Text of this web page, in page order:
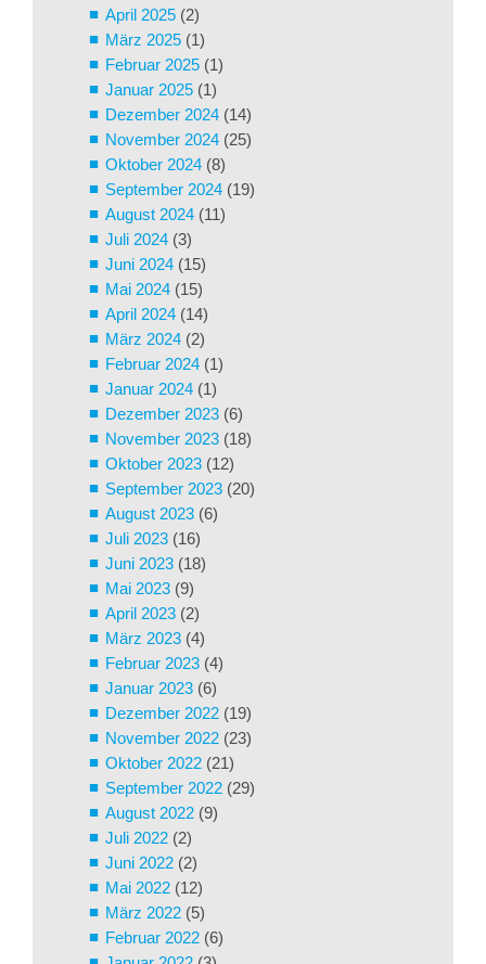
April 2025 (2)
März 2025 (1)
Februar 2025 (1)
Januar 2025 (1)
Dezember 2024 (14)
November 2024 (25)
Oktober 2024 (8)
September 2024 (19)
August 2024 (11)
Juli 2024 (3)
Juni 2024 (15)
Mai 2024 (15)
April 2024 (14)
März 2024 (2)
Februar 2024 (1)
Januar 2024 (1)
Dezember 2023 (6)
November 2023 (18)
Oktober 2023 (12)
September 2023 (20)
August 2023 (6)
Juli 2023 (16)
Juni 2023 (18)
Mai 2023 (9)
April 2023 (2)
März 2023 (4)
Februar 2023 (4)
Januar 2023 (6)
Dezember 2022 (19)
November 2022 (23)
Oktober 2022 (21)
September 2022 (29)
August 2022 (9)
Juli 2022 (2)
Juni 2022 (2)
Mai 2022 (12)
März 2022 (5)
Februar 2022 (6)